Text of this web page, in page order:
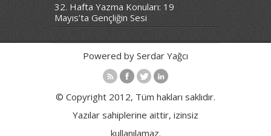
32. Hafta Yazma Konuları: 19
Mayıs’ta Gençliğin Sesi
Powered by Serdar Yağcı
© Copyright 2012, Tüm hakları saklıdır.
Yazılar sahiplerine aittir, izinsiz
kullanılamaz.